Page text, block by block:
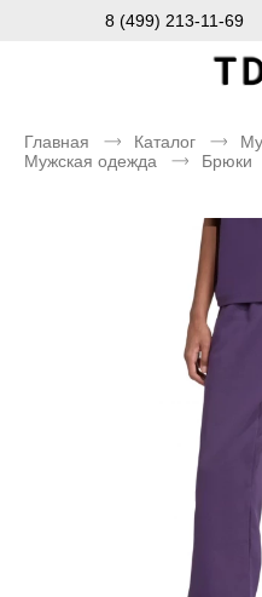
8 (499) 213-11-69
Главная Каталог
Мужская одежда
Брюки